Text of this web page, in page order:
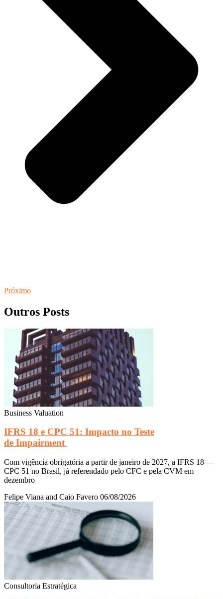
Próximo
Outros Posts
Business Valuation
IFRS 18 e CPC 51: Impacto no Teste
de Impairment
Com vigência obrigatória a partir de janeiro de 2027, a IFRS 18 —
CPC 51 no Brasil, já referendado pelo CFC e pela CVM em
dezembro
Felipe Viana and Caio Favero 06/08/2026
Consultoria Estratégica